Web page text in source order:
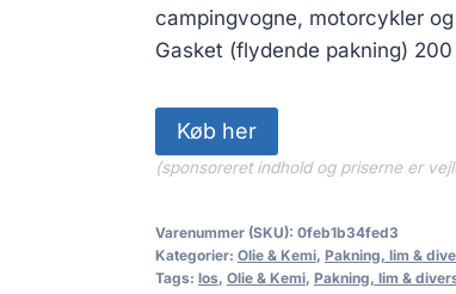
280.00 kr..
campingvogne, motorcykler
Gasket (flydende pakning) 200
Køb her
(sponsoreret indhold og priserne er
Varenummer (SKU): 0feb1b34fed3
Kategorier: Olie & Kemi, Pakning, lim &
Tags: los, Olie & Kemi, Pakning, lim &